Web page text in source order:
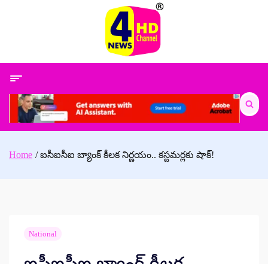
Search
for:
Home ఐసీఐసీఐ బ్యాంక్ కీలక నిర్ణయం.. కస్టమర్లకు షాక్!
National